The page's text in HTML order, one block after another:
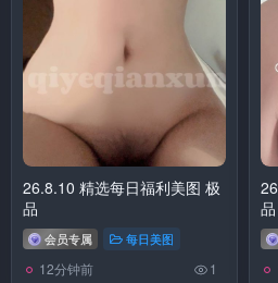
26.8.10 精选每日福利美图 极
品
会员专属 每日美图
12分钟前 1
品